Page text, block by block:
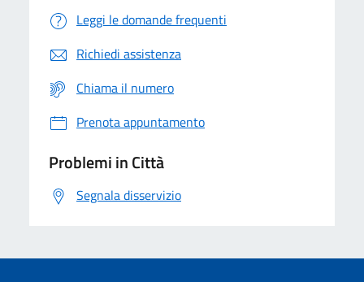
Leggi le domande frequenti
Richiedi assistenza
Chiama il numero
Prenota appuntamento
Problemi in Città
Segnala disservizio